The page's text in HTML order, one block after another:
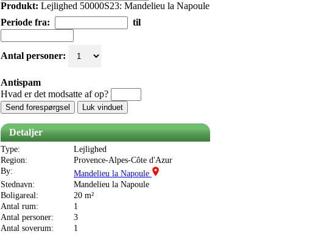
Produkt: Lejlighed 50000S23: Mandelieu la Napoule
Periode fra:
til
Antal personer:
Antispam
Hvad er det modsatte af op?
Send forespørgsel Luk vinduet
Detaljer
Type:
Lejlighed
Region:
Provence-Alpes-Côte d'Azur
By:
Mandelieu la Napoule
Stednavn:
Mandelieu la Napoule
Boligareal:
20 m²
Antal rum:
1
Antal personer:
3
Antal soverum:
1